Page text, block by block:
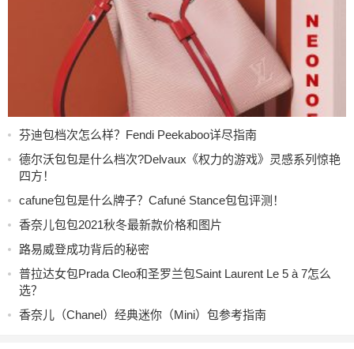
芬迪包档次怎么样？Fendi Peekaboo详尽指南
德尔沃包包是什么档次?Delvaux《权力的游戏》灵感系列惊艳
四方！
cafune包包是什么牌子？Cafuné Stance包包评测！
香奈儿包包2021秋冬最新款价格和图片
路易威登成功背后的秘密
普拉达女包Prada Cleo和圣罗兰包Saint Laurent Le 5 à 7怎么
选？
香奈儿（Chanel）经典迷你（Mini）包参考指南